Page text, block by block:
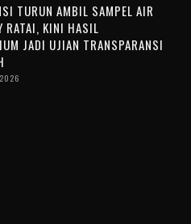
TURUN AMBIL SAMPEL AIR
RATAI, KINI HASIL
JADI UJIAN TRANSPARANSI